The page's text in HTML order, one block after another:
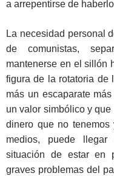
a arrepentirse de
La necesidad personal
de comunistas,
mantenerse en el sillón
figura de la rotatoria de
más un escaparate
un valor simbólico y
dinero que no
medios, puede
situación de estar en
graves problemas del